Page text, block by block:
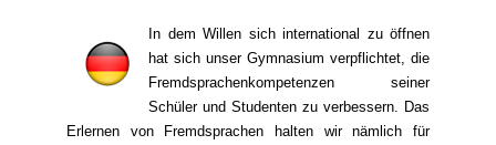
In dem Willen sich international zu öffnen
hat sich unser Gymnasium verpflichtet, die
Fremdsprachenkompetenzen seiner
Schüler und Studenten zu verbessern. Das
Erlernen von Fremdsprachen halten wir nämlich für